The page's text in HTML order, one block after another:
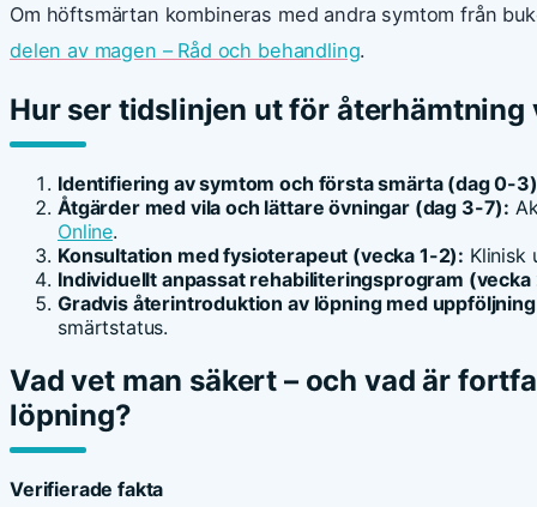
Om höftsmärtan kombineras med andra symtom från
delen av magen – Råd och behandling.
Hur ser tidslinjen ut för
Identifiering av symtom och första smärta (dag 0-
Åtgärder med vila och lättare övningar (dag 3-7):
Online.
Konsultation med fysioterapeut (vecka 1-2): Klinisk
Individuellt anpassat rehabiliteringsprogram
Gradvis återintroduktion av löpning med
smärtstatus.
Vad vet man säkert – och vad är
löpning?
Verifierade fakta